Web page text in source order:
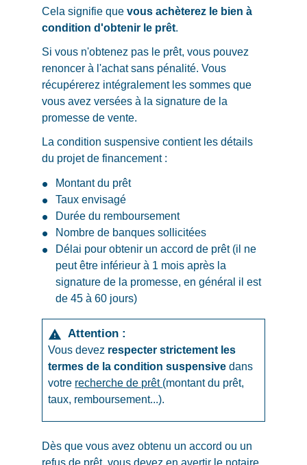
Cela signifie quevous achèterez le bien à
condition d'obtenir le prêt.
Si vous n'obtenez pas le prêt, vous pouvez
renoncer à l'achat sans pénalité. Vous
récupérerez intégralement les sommes que
vous avez versées à la signature de la
promesse de vente.
La condition suspensive contient les détails
du projet de financement :
Montant du prêt
Taux envisagé
Durée du remboursement
Nombre de banques sollicitées
Délai pour obtenir un accord de prêt (il ne
peut être inférieur à 1 mois après la
signature de la promesse, en général il est
de 45 à 60 jours)
warning Attention :
Vous devez respecter strictement les
termes de la condition suspensive dans
votre recherche de prêt (montant du prêt,
taux, remboursement...).
Dès que vous avez obtenu un accord ou un